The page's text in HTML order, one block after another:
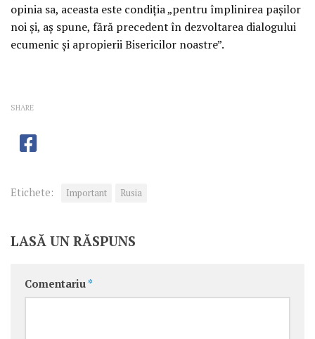
opinia sa, aceasta este condiția „pentru împlinirea pașilor
noi și, aș spune, fără precedent în dezvoltarea dialogului
ecumenic și apropierii Bisericilor noastre”.
SHARE
Etichete: Important Rusia
LASĂ UN RĂSPUNS
Comentariu *